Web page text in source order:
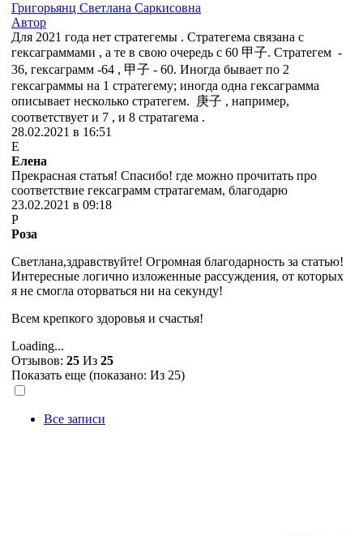
Григорьянц Светлана Саркисовна
Автор
Для 2021 года нет стратегемы . Стратегема связана с
гексаграммами , а те в свою очередь с 60 甲子. Стратегем -
36, гексаграмм -64 , 甲子 - 60. Иногда бывает по 2
гексаграммы на 1 стратегему; иногда одна гексаграмма
описывает несколько стратегем. 庚子 , например,
соответствует и 7 , и 8 стратагема .
28.02.2021 в 16:51
Е
Елена
Прекрасная статья! Спасибо! где можно прочитать про
соответствие гексаграмм стратагемам, благодарю
23.02.2021 в 09:18
Р
Роза
Светлана,здравствуйте! Огромная благодарность за статью!
Интересные логично изложенные рассуждения, от которых
я не смогла оторваться ни на секунду!
Всем крепкого здоровья и счастья!
Loading...
Отзывов: 25 Из 25
Показать еще (показано: Из 25)
Все записи